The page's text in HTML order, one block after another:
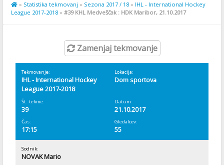
» Statistika tekmovanj » Sezona 2017 / 18 » IHL - International Hockey
League 2017-2018 » #39 KHL Medveščak : HDK Maribor, 21.10.2017
Zamenjaj tekmovanje
Tekmovanje:
IHL - International Hockey
League 2017-2018
Lokacija:
Dom sportova
Št. tekme:
39
Datum:
21.10.2017
Čas:
17:15
Gledalcev:
55
Sodnik:
NOVAK Mario